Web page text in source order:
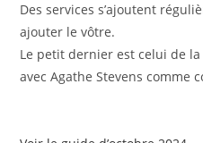
Des services s’ajoutent
ajouter le vôtre.
Le petit dernier est celui de
avec Agathe Stevens comme